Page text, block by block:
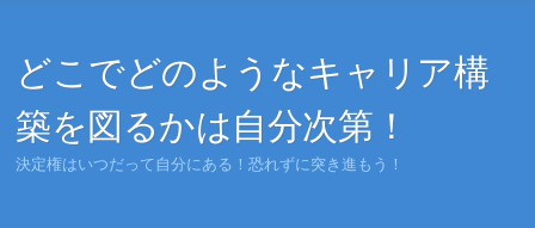
どこでどのようなキャリア構
築を図るかは自分次第！
決定権はいつだって自分にある！恐れずに突き進もう！